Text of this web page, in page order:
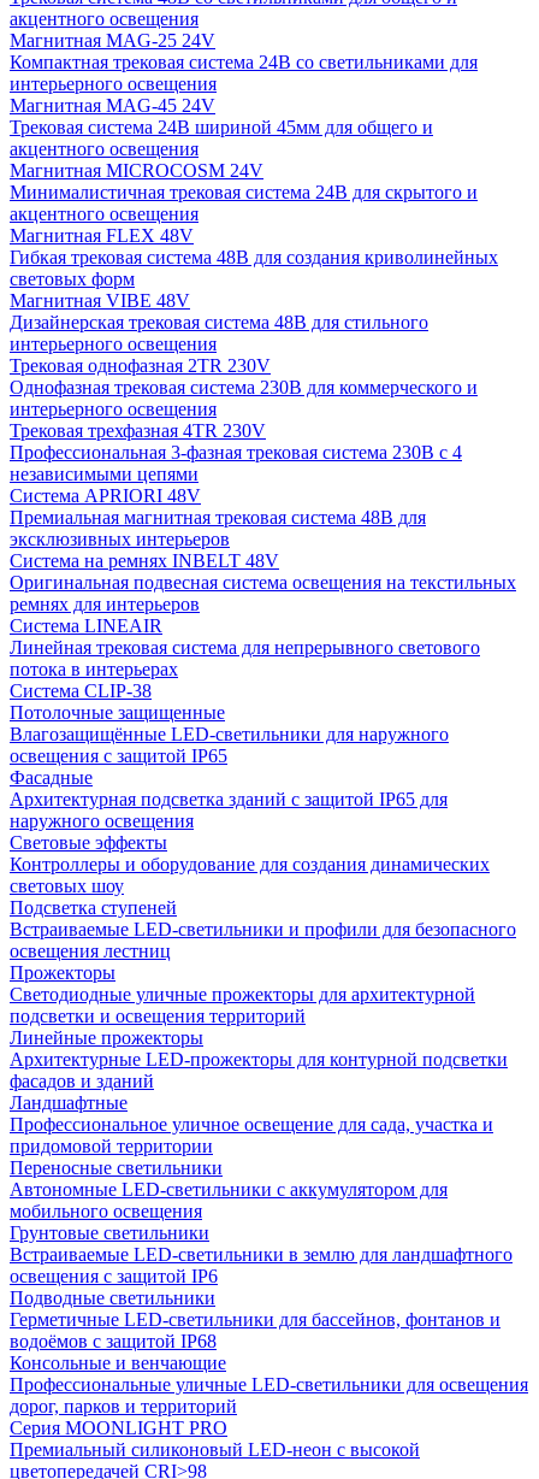
акцентного освещения
Магнитная MAG-25 24V
Компактная трековая система 24В со светильниками для
интерьерного освещения
Магнитная MAG-45 24V
Трековая система 24В шириной 45мм для общего и
акцентного освещения
Магнитная MICROCOSM 24V
Минималистичная трековая система 24В для скрытого и
акцентного освещения
Магнитная FLEX 48V
Гибкая трековая система 48В для создания криволинейных
световых форм
Магнитная VIBE 48V
Дизайнерская трековая система 48В для стильного
интерьерного освещения
Трековая однофазная 2TR 230V
Однофазная трековая система 230В для коммерческого и
интерьерного освещения
Трековая трехфазная 4TR 230V
Профессиональная 3-фазная трековая система 230В с 4
независимыми цепями
Система APRIORI 48V
Премиальная магнитная трековая система 48В для
эксклюзивных интерьеров
Система на ремнях INBELT 48V
Оригинальная подвесная система освещения на текстильных
ремнях для интерьеров
Система LINEAIR
Линейная трековая система для непрерывного светового
потока в интерьерах
Система CLIP-38
Потолочные защищенные
Влагозащищённые LED-светильники для наружного
освещения с защитой IP65
Фасадные
Архитектурная подсветка зданий с защитой IP65 для
наружного освещения
Световые эффекты
Контроллеры и оборудование для создания динамических
световых шоу
Подсветка ступеней
Встраиваемые LED-светильники и профили для безопасного
освещения лестниц
Прожекторы
Светодиодные уличные прожекторы для архитектурной
подсветки и освещения территорий
Линейные прожекторы
Архитектурные LED-прожекторы для контурной подсветки
фасадов и зданий
Ландшафтные
Профессиональное уличное освещение для сада, участка и
придомовой территории
Переносные светильники
Автономные LED-светильники с аккумулятором для
мобильного освещения
Грунтовые светильники
Встраиваемые LED-светильники в землю для ландшафтного
освещения с защитой IP6
Подводные светильники
Герметичные LED-светильники для бассейнов, фонтанов и
водоёмов с защитой IP68
Консольные и венчающие
Профессиональные уличные LED-светильники для освещения
дорог, парков и территорий
Серия MOONLIGHT PRO
Премиальный силиконовый LED-неон с высокой
цветопередачей CRI>98